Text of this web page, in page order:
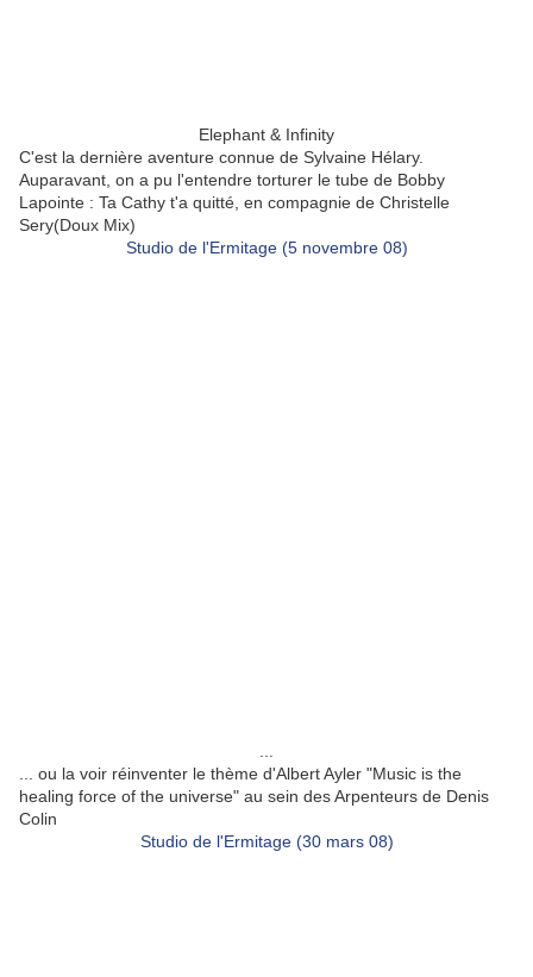
Elephant & Infinity
C'est la dernière aventure connue de Sylvaine Hélary.
Auparavant, on a pu l'entendre torturer le tube de Bobby
Lapointe : Ta Cathy t'a quitté, en compagnie de Christelle
Sery(Doux Mix)
Studio de l'Ermitage (5 novembre 08)
... ou la voir réinventer le thème d'Albert Ayler "Music is the
healing force of the universe" au sein des Arpenteurs de Denis
Colin
Studio de l'Ermitage (30 mars 08)